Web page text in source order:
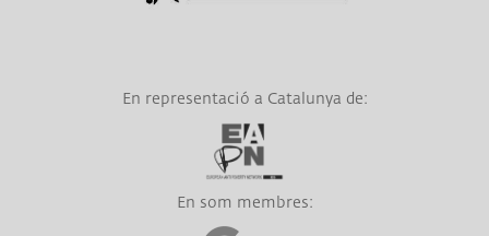
En representació a Catalunya de:
Link a EAPN
En som membres:
Link a CTESC